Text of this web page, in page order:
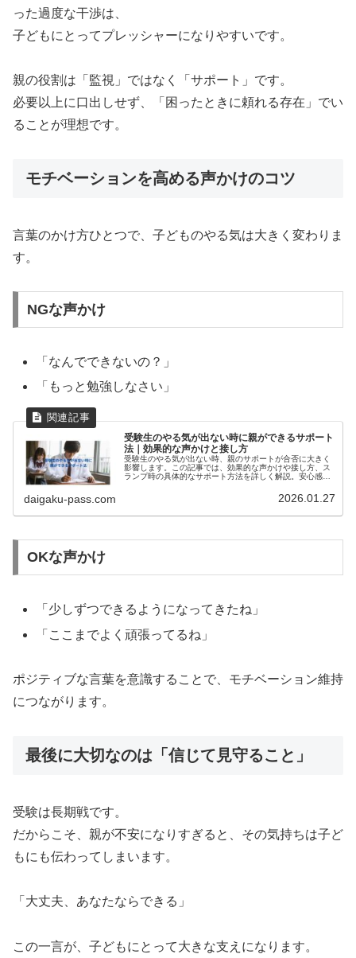
った過度な干渉は、
子どもにとってプレッシャーになりやすいです。
親の役割は「監視」ではなく「サポート」です。
必要以上に口出しせず、「困ったときに頼れる存在」でい
ることが理想です。
モチベーションを高める声かけのコツ
言葉のかけ方ひとつで、子どものやる気は大きく変わりま
す。
NGな声かけ
「なんでできないの？」
「もっと勉強しなさい」
受験生のやる気が出ない時に親ができるサポート
法｜効果的な声かけと接し方
受験生のやる気が出ない時、親のサポートが合否に大きく
影響します。この記事では、効果的な声かけや接し方、ス
ランプ時の具体的なサポート方法を詳しく解説。安心感を
daigaku-pass.com 2026.01.27
OKな声かけ
「少しずつできるようになってきたね」
「ここまでよく頑張ってるね」
ポジティブな言葉を意識することで、モチベーション維持
につながります。
最後に大切なのは「信じて見守ること」
受験は長期戦です。
だからこそ、親が不安になりすぎると、その気持ちは子ど
もにも伝わってしまいます。
「大丈夫、あなたならできる」
この一言が、子どもにとって大きな支えになります。